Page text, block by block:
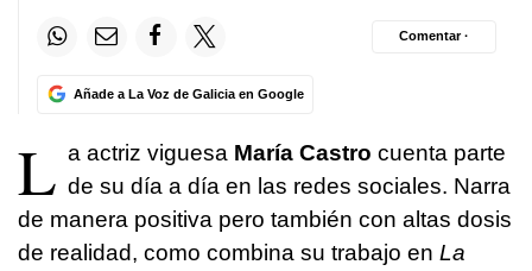
Añade a La Voz de Galicia en Google
Comentar ·
L a actriz viguesa María Castro cuenta parte
de su día a día en las redes sociales. Narra
de manera positiva pero también con altas dosis
de realidad, como combina su trabajo en La